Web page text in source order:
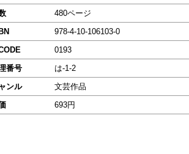
480ページ
978-4-10-106103-0
0193
番号
は-1-2
ンル
文芸作品
693円